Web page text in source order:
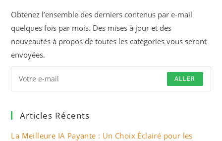
Obtenez l’ensemble des derniers contenus par e-mail
quelques fois par mois. Des mises à jour et des
nouveautés à propos de toutes les catégories vous seront
envoyées.
ALLER
Articles Récents
La Meilleure IA Payante : Un Choix Éclairé pour les